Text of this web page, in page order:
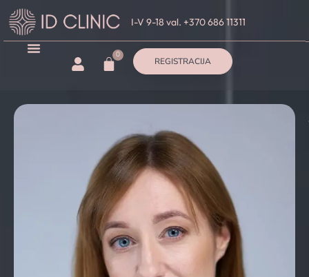
I-V 9-18 val. +370 686 11311
REGISTRACIJA
0